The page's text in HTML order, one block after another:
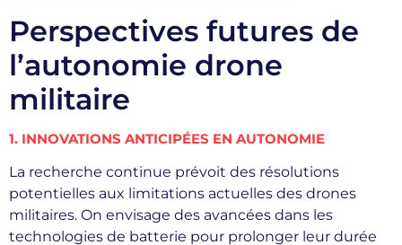
Perspectives futures de
l’autonomie drone
militaire
1. INNOVATIONS ANTICIPÉES EN AUTONOMIE
La recherche continue prévoit des résolutions
potentielles aux limitations actuelles des drones
militaires. On envisage des avancées dans les
technologies de batterie pour prolonger leur durée